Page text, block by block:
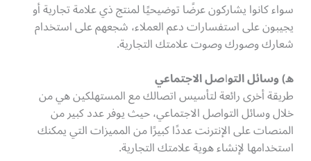
سواء كانوا يشاركون عرضًا توضيحيًا لمنتج ذي علامة تجارية أو
يجيبون على استفسارات دعم العملاء، شجعهم على استخدام
شعارك وصورك وصوت علامتك التجارية.
ه) وسائل التواصل الاجتماعي
طريقة أخرى رائعة لتأسيس اتصالك مع المستهلكين هي من
خلال وسائل التواصل الاجتماعي، حيث يوفر عدد كبير من
المنصات على الإنترنت عددًا كبيرًا من المميزات التي يمكنك
استخدامها لإنشاء هوية علامتك التجارية.